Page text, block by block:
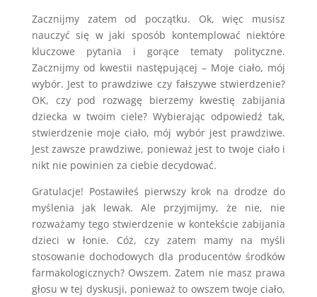
Zacznijmy zatem od początku. Ok, więc musisz
nauczyć się w jaki sposób kontemplować niektóre
kluczowe pytania i gorące tematy polityczne.
Zacznijmy od kwestii następującej – Moje ciało, mój
wybór. Jest to prawdziwe czy fałszywe stwierdzenie?
OK, czy pod rozwagę bierzemy kwestię zabijania
dziecka w twoim ciele? Wybierając odpowiedź tak,
stwierdzenie moje ciało, mój wybór jest prawdziwe.
Jest zawsze prawdziwe, ponieważ jest to twoje ciało i
nikt nie powinien za ciebie decydować.
Gratulacje! Postawiłeś pierwszy krok na drodze do
myślenia jak lewak. Ale przyjmijmy, że nie, nie
rozważamy tego stwierdzenie w kontekście zabijania
dzieci w łonie. Cóż, czy zatem mamy na myśli
stosowanie dochodowych dla producentów środków
farmakologicznych? Owszem. Zatem nie masz prawa
głosu w tej dyskusji, ponieważ to owszem twoje ciało,